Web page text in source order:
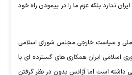
ندارد بلکه عزم ما را در پیمودن راه خود
و سیاست خارجی مجلس شورای اسلامی
اسلامی ایران همکاری های گسترده ای با
داشته است اما آژانس بدون در نظر گرفتن